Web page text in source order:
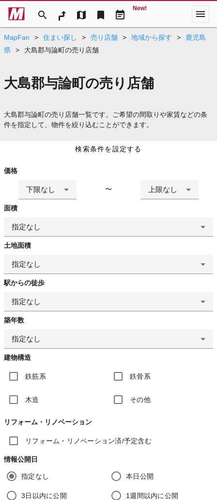
search map bookmark event_note
New! menu
MapFan > 住まい探し > 売り店舗 > 地域から探す >
鹿児島
県
> 大島郡与論町の売り店舗
大島郡与論町の売り店舗
大島郡与論町の売り店舗一覧です。ご希望の間取りや家賃などの条
件を指定して、物件を絞り込むことができます。
検索条件を設定する
価格
下限なし 〜 上限なし
面積
指定なし
土地面積
指定なし
駅からの徒歩
指定なし
築年数
指定なし
建物構造
鉄筋系 鉄骨系
木造 その他
リフォーム・リノベーション
リフォーム・リノベーション済/予定含む
情報公開日
指定なし 本日公開
3日以内に公開 1週間以内に公開